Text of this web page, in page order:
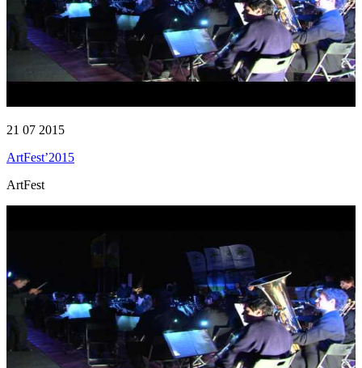
21 07 2015
ArtFest’2015
ArtFest